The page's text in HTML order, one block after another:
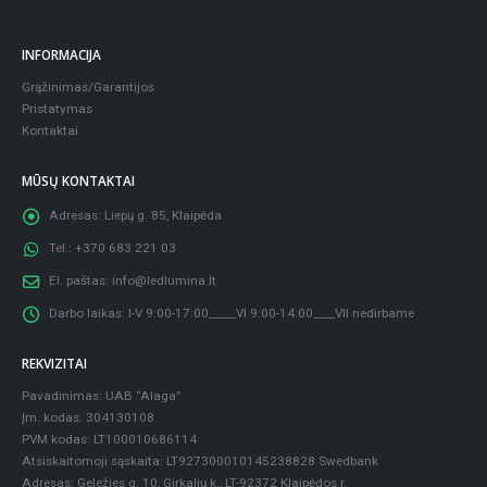
INFORMACIJA
Grąžinimas/Garantijos
Pristatymas
Kontaktai
MŪSŲ KONTAKTAI
Adresas: Liepų g. 85, Klaipėda
Tel.: +370 683 221 03
El. paštas: info@ledlumina.lt
Darbo laikas: I-V 9:00-17:00_____VI 9:00-14:00____VII nedirbame
REKVIZITAI
Pavadinimas: UAB “Alaga”
Įm. kodas: 304130108
PVM kodas: LT100010686114
Atsiskaitomoji sąskaita: LT927300010145238828 Swedbank
Adresas: Geležies g. 10, Girkalių k., LT-92372 Klaipėdos r.